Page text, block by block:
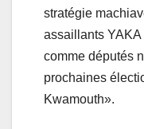
stratégie
assaillants
comme députés
prochaines
Kwamouth».